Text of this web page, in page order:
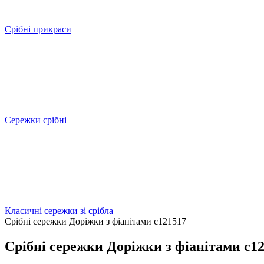
Срібні прикраси
Сережки срібні
Класичні сережки зі срібла
Срібні сережки Доріжки з фіанітами c121517
Срібні сережки Доріжки з фіанітами